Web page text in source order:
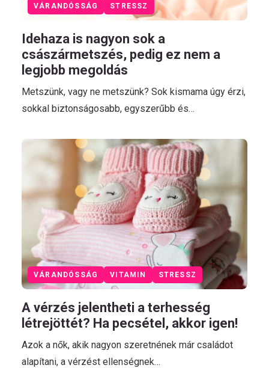
VÁRANDÓSSÁG STRESSZ
Idehaza is nagyon sok a
császármetszés, pedig ez nem a
legjobb megoldás
Metszünk, vagy ne metszünk? Sok kismama úgy érzi,
sokkal biztonságosabb, egyszerűbb és…
VÁRANDÓSSÁG VITAMIN STRESSZ
A vérzés jelentheti a terhesség
létrejöttét? Ha pecsétel, akkor igen!
Azok a nők, akik nagyon szeretnének már családot
alapítani, a vérzést ellenségnek…